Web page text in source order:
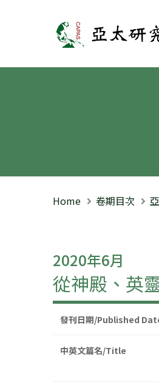
亞太研究
Home 卷期目次
2020年6月
從神殿、英
發刊日期/Published
中英文篇名/Title